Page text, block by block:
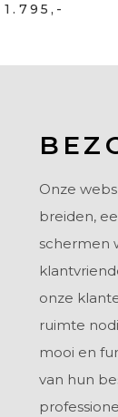
Onze
breiden,
schermen
onze
ruimte
mooi en
van hun